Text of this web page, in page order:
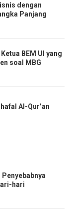
dengan
Panjang
BEM UI yang
soal MBG
Al-Qur’an
hari